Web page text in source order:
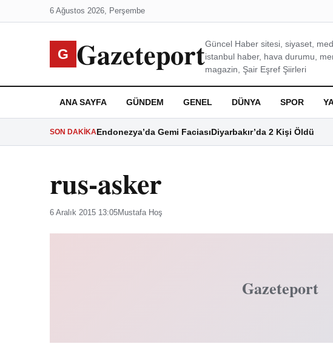
6 Ağustos 2026, Perşembe
G GazeteportGüncel Haber sitesi, siyaset,
istanbul haber, hava durumu,
magazin, Şair Eşref Şiirleri
ANA SAYFA GÜNDEM GENEL DÜNYA SPOR
SON DAKIKAEndonezya’da Gemi FaciasıDiyarbakır’da 2 Kişi Öldü
rus-asker
6 Aralık 2015 13:05Mustafa Hoş
Gazeteport